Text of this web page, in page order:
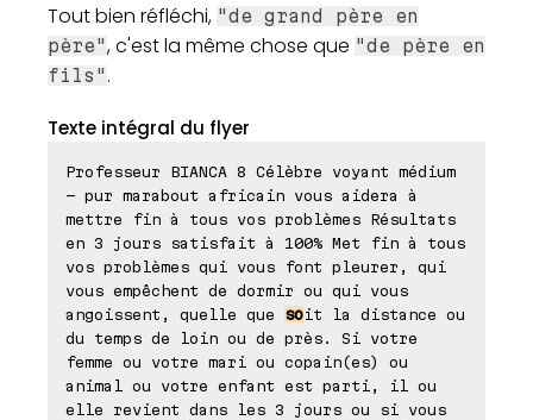
Tout bien réfléchi, "de grand père en
père", c'est la même chose que "de père en
fils" .
Texte intégral du flyer
Professeur BIANCA 8 Célèbre voyant médium
- pur marabout africain vous aidera à
mettre fin à tous vos problèmes Résultats
en 3 jours satisfait à 100% Met fin à tous
vos problèmes qui vous font pleurer, qui
vous empêchent de dormir ou qui vous
angoissent, quelle que soit la distance ou
du temps de loin ou de près. Si votre
femme ou votre mari ou copain(es) ou
animal ou votre enfant est parti, il ou
elle revient dans les 3 jours ou si vous